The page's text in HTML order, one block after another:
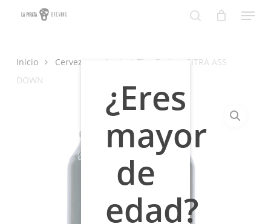
Menu
Inicio Cerveza
Against The Grain – CITRA ASS
DOWN
¿Eres
mayor
de
edad?